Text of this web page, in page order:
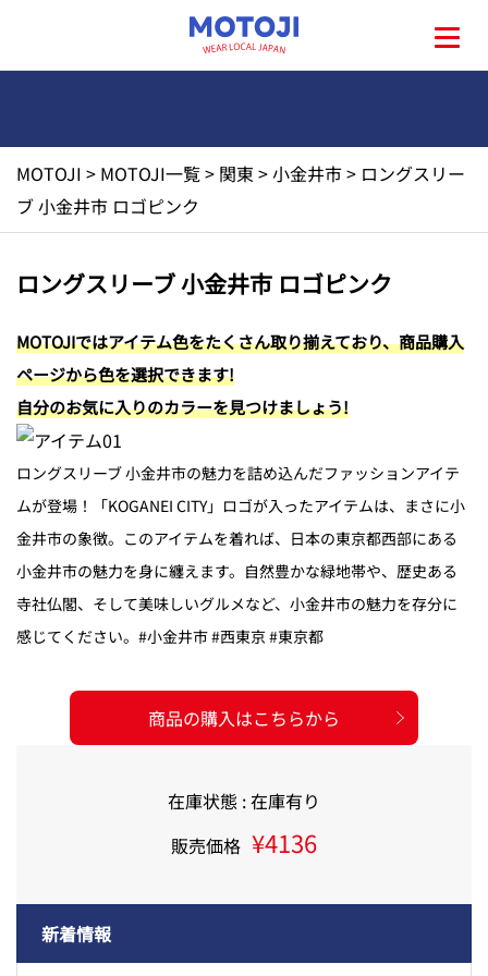
地元一覧
お問い合わせ
MOTOJI > MOTOJI一覧> 関東 >小金井市> ロングスリー
ブ 小金井市 ロゴピンク
新着情報
ロングスリーブ 小金井市 ロゴピンク
MOTOJIではアイテム色をたくさん取り揃えており、商品購入
ページから色を選択できます!
自分のお気に入りのカラーを見つけましょう!
ロングスリーブ 小金井市の魅力を詰め込んだファッションアイテ
ムが登場！「KOGANEI CITY」ロゴが入ったアイテムは、まさに小
金井市の象徴。このアイテムを着れば、日本の東京都西部にある
小金井市の魅力を身に纏えます。自然豊かな緑地帯や、歴史ある
寺社仏閣、そして美味しいグルメなど、小金井市の魅力を存分に
感じてください。#小金井市 #西東京 #東京都
商品の購入はこちらから
在庫状態 : 在庫有り
販売価格 ¥4136